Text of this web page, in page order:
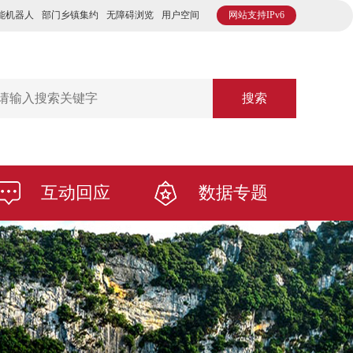
网站支持IPv6
机器人 部门乡镇集约 无障碍浏览 用户空间
搜索
互动回应 数据专题